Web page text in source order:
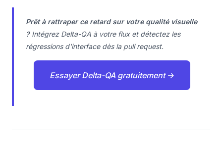
Prêt à rattraper ce retard sur votre qualité visuelle
?Intégrez Delta-QA à votre flux et détectez les
régressions d'interface dès la pull request.
Essayer Delta-QA gratuitement →